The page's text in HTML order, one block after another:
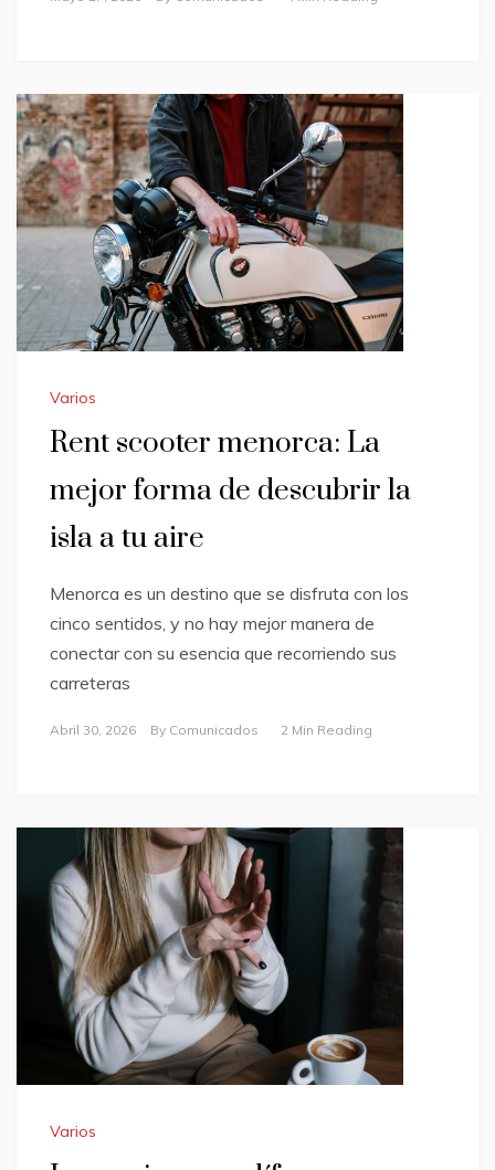
Varios
Rent scooter menorca: La
mejor forma de descubrir la
isla a tu aire
Menorca es un destino que se disfruta con los
cinco sentidos, y no hay mejor manera de
conectar con su esencia que recorriendo sus
carreteras
Abril 30, 2026 By Comunicados 2 Min Reading
Varios